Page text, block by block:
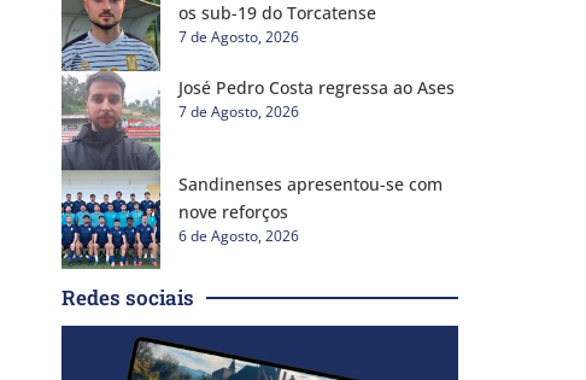
os sub-19 do Torcatense
7 de Agosto, 2026
José Pedro Costa regressa ao Ases
7 de Agosto, 2026
Sandinenses apresentou-se com
nove reforços
6 de Agosto, 2026
Redes sociais